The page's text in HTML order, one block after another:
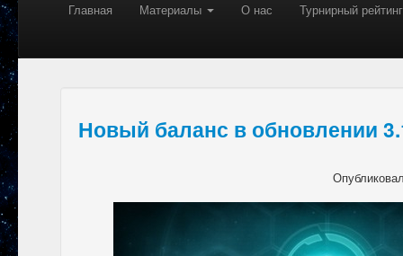
Главная Материалы О нас Турнирный рейтинг
Новый баланс в обновлении